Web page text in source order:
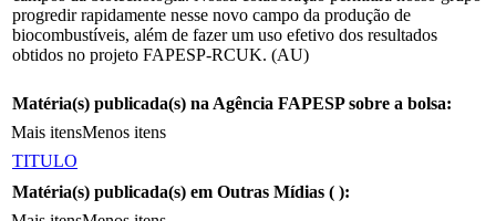
progredir rapidamente nesse novo campo da produção de
biocombustíveis, além de fazer um uso efetivo dos resultados
obtidos no projeto FAPESP-RCUK. (AU)
Matéria(s) publicada(s) na Agência FAPESP sobre a bolsa:
Mais itensMenos itens
TITULO
Matéria(s) publicada(s) em Outras Mídias ( ):